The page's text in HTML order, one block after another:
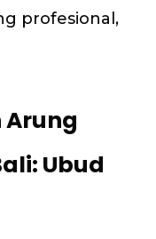
profesional,
Arung
Ubud